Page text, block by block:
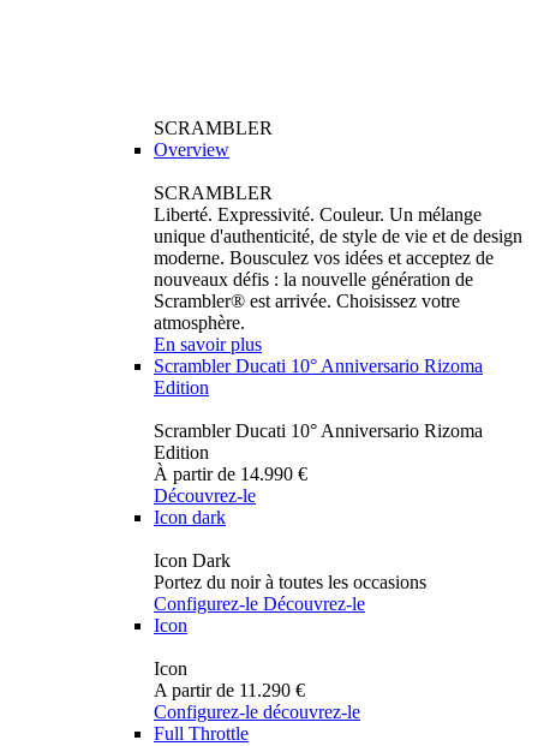
SCRAMBLER
Overview
SCRAMBLER
Liberté. Expressivité. Couleur. Un mélange
unique d'authenticité, de style de vie et de design
moderne. Bousculez vos idées et acceptez de
nouveaux défis : la nouvelle génération de
Scrambler® est arrivée. Choisissez votre
atmosphère.
En savoir plus
Scrambler Ducati 10° Anniversario Rizoma
Edition
Scrambler Ducati 10° Anniversario Rizoma
Edition
À partir de 14.990 €
Découvrez-le
Icon dark
Icon Dark
Portez du noir à toutes les occasions
Configurez-le Découvrez-le
Icon
Icon
A partir de 11.290 €
Configurez-le découvrez-le
Full Throttle